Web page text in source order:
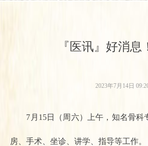
『医讯』好消
7月15日（周六）上午，知名骨科
房、手术、坐诊、讲学、指导等工作。
2023年7月14日